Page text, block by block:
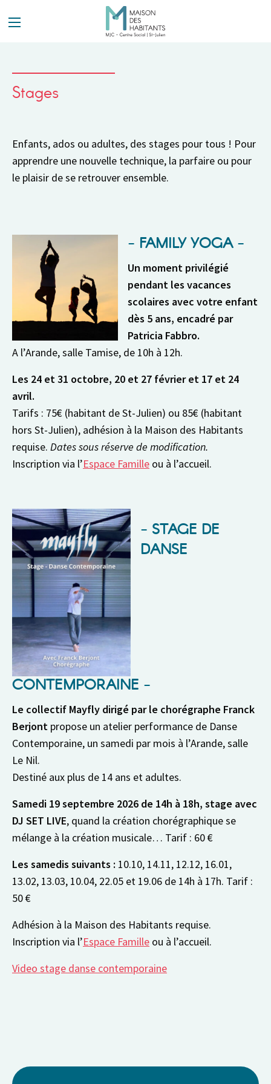
Stages
Enfants, ados ou adultes, des stages pour tous ! Pour
apprendre une nouvelle technique, la parfaire ou pour
le plaisir de se retrouver ensemble.
FAMILY YOGA
Un moment privilégié
pendant les vacances
scolaires avec votre enfant
dès 5 ans, encadré par
Patricia Fabbro.
A l’Arande, salle Tamise, de 10h à 12h.
Les 24 et 31 octobre, 20 et 27 février et 17 et 24
avril.
Tarifs : 75€ (habitant de St-Julien) ou 85€ (habitant
hors St-Julien), adhésion à la Maison des Habitants
requise. Dates sous réserve de modification.
Inscription via l’Espace Famille ou à l’accueil.
STAGE DE
DANSE
CONTEMPORAINE
Le collectif Mayfly dirigé par le chorégraphe Franck
Berjont propose un atelier performance de Danse
Contemporaine, un samedi par mois à l’Arande, salle
Le Nil.
Destiné aux plus de 14 ans et adultes.
Samedi 19 septembre 2026 de 14h à 18h, stage avec
DJ SET LIVE, quand la création chorégraphique se
mélange à la création musicale… Tarif : 60 €
Les samedis suivants : 10.10, 14.11, 12.12, 16.01,
13.02, 13.03, 10.04, 22.05 et 19.06 de 14h à 17h. Tarif :
50 €
Adhésion à la Maison des Habitants requise.
Inscription via l’Espace Famille ou à l’accueil.
Video stage danse contemporaine
Panneau de gestion des cookies